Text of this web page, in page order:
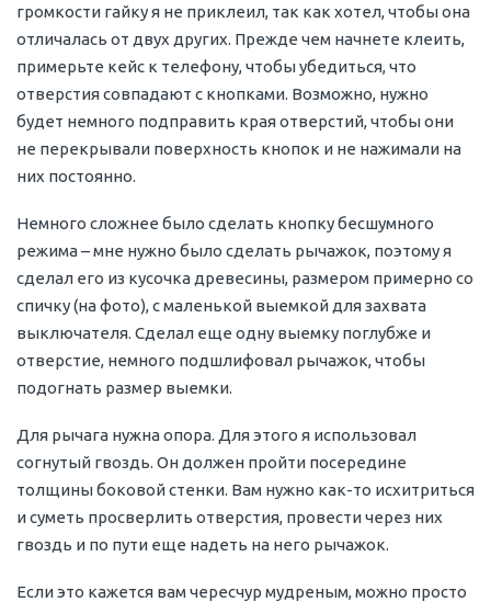
громкости гайку я не приклеил, так как хотел, чтобы она
отличалась от двух других. Прежде чем начнете клеить,
примерьте кейс к телефону, чтобы убедиться, что
отверстия совпадают с кнопками. Возможно, нужно
будет немного подправить края отверстий, чтобы они
не перекрывали поверхность кнопок и не нажимали на
них постоянно.
Немного сложнее было сделать кнопку бесшумного
режима – мне нужно было сделать рычажок, поэтому я
сделал его из кусочка древесины, размером примерно со
спичку (на фото), с маленькой выемкой для захвата
выключателя. Сделал еще одну выемку поглубже и
отверстие, немного подшлифовал рычажок, чтобы
подогнать размер выемки.
Для рычага нужна опора. Для этого я использовал
согнутый гвоздь. Он должен пройти посередине
толщины боковой стенки. Вам нужно как-то исхитриться
и суметь просверлить отверстия, провести через них
гвоздь и по пути еще надеть на него рычажок.
Если это кажется вам чересчур мудреным, можно просто